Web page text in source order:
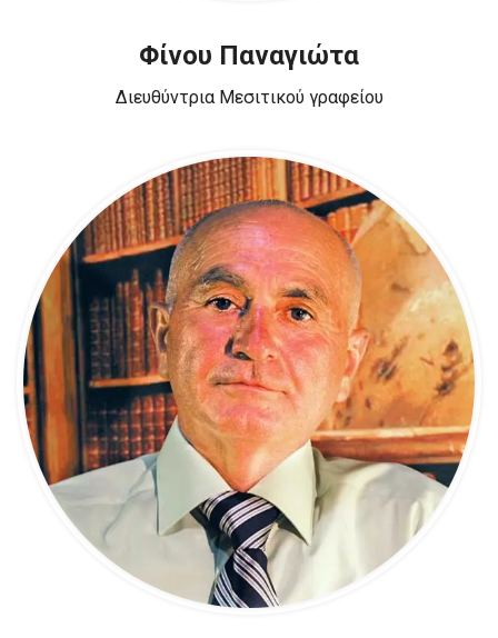
Φίνου Παναγιώτα
Διευθύντρια Μεσιτικού γραφείου